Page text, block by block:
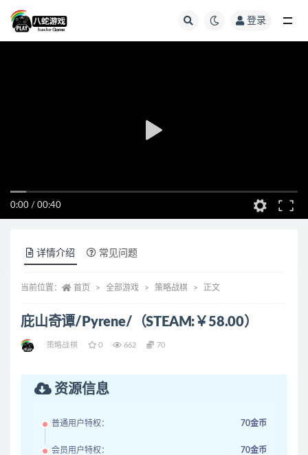
登录
0:00 / 00:40
详情介绍 常见问题
当前位置： 首页 全部游戏 策略战棋 正文
庇山奇谭/Pyrene/（STEAM:￥58.00）
策略战棋 0 662 70
资源信息
普通用户特权： 70金币
会员用户特权： 70金币